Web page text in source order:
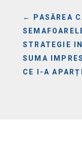
←
PASĂREA
STRATEGIE
SUMA
CE I-A